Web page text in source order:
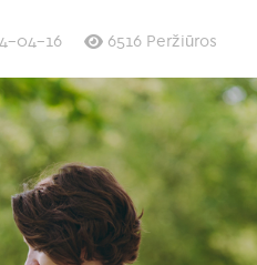
04-16 6516 Peržiūros